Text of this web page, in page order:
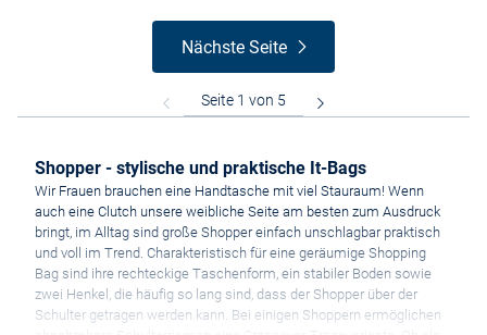
Nächste Seite
Shopper - stylische und praktische It-Bags
Wir Frauen brauchen eine Handtasche mit viel Stauraum! Wenn
auch eine Clutch unsere weibliche Seite am besten zum Ausdruck
bringt, im Alltag sind große Shopper einfach unschlagbar praktisch
und voll im Trend. Charakteristisch für eine geräumige Shopping
Bag sind ihre rechteckige Taschenform, ein stabiler Boden sowie
zwei Henkel, die häufig so lang sind, dass der Shopper über der
Schulter getragen werden kann. Bei einigen Shoppern ermöglichen